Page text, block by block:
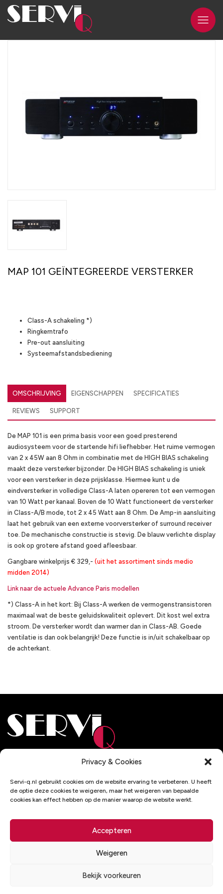
Privacy & Cookies
Servi-q.nl gebruikt cookies om de website ervaring te verbeteren. U heeft
de optie deze cookies te weigeren, maar het weigeren van bepaalde
cookies kan effect hebben op de manier waarop de website werkt.
Accepteren
Weigeren
Bekijk voorkeuren
MAP 101 GEÏNTEGREERDE VERSTERKER
Class-A schakeling *)
Ringkerntrafo
Pre-out aansluiting
Systeemafstandsbediening
OMSCHRIJVING EIGENSCHAPPEN SPECIFICATIES
REVIEWS SUPPORT
De MAP 101 is een prima basis voor een goed presterend
audiosysteem voor de startende hifi liefhebber. Het ruime vermogen
van 2 x 45W aan 8 Ohm in combinatie met de HIGH BIAS schakeling
maakt deze versterker bijzonder. De HIGH BIAS schakeling is uniek
voor een versterker in deze prijsklasse. Hiermee kunt u de
eindversterker in volledige Class-A laten opereren tot een vermogen
van 10 Watt per kanaal. Boven de 10 Watt functioneert de versterker
in Class-A/B mode, tot 2 x 45 Watt aan 8 Ohm. De Amp-in aansluiting
laat het gebruik van een externe voorversterker of surround receiver
toe. De mechanische constructie is stevig. De blauw verlichte display
is ook op grotere afstand goed afleesbaar.
Gangbare winkelprijs € 329,- (uit het assortiment sinds medio
midden 2014)
Link naar de actuele Advance Paris modellen
*) Class-A in het kort: Bij Class-A werken de vermogenstransistoren
maximaal wat de beste geluidskwaliteit oplevert. Dit kost wel extra
stroom. De versterker wordt dan warmer dan in Class-AB. Goede
ventilatie is dan ook belangrijk! Deze functie is in/uit schakelbaar op
de achterkant.
3871 MV Hoevelaken